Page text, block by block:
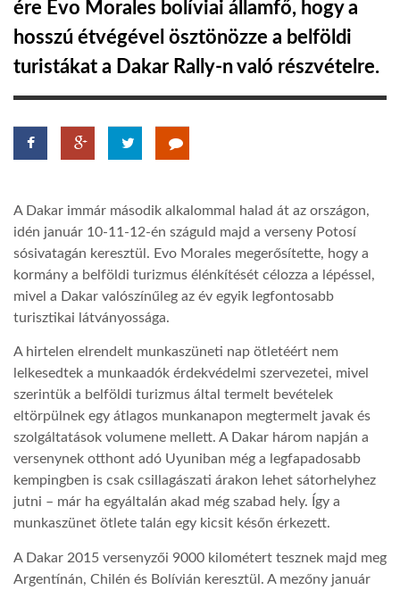
TROPICALMAGAZIN
AFRIKA TUDÁSTÁR
LINKTR.EE
DOBRAVERO.HU
LATIMO.HU
ére Evo Morales bolíviai államfő, hogy a
hosszú étvégével ösztönözze a belföldi
turistákat a Dakar Rally-n való részvételre.
A Dakar immár második alkalommal halad át az országon,
idén január 10-11-12-én száguld majd a verseny Potosí
sósivatagán keresztül. Evo Morales megerősítette, hogy a
kormány a belföldi turizmus élénkítését célozza a lépéssel,
mivel a Dakar valószínűleg az év egyik legfontosabb
turisztikai látványossága.
A hirtelen elrendelt munkaszüneti nap ötletéért nem
lelkesedtek a munkaadók érdekvédelmi szervezetei, mivel
szerintük a belföldi turizmus által termelt bevételek
eltörpülnek egy átlagos munkanapon megtermelt javak és
szolgáltatások volumene mellett. A Dakar három napján a
versenynek otthont adó Uyuniban még a legfapadosabb
kempingben is csak csillagászati árakon lehet sátorhelyhez
jutni – már ha egyáltalán akad még szabad hely. Így a
munkaszünet ötlete talán egy kicsit későn érkezett.
A Dakar 2015 versenyzői 9000 kilométert tesznek majd meg
Argentínán, Chilén és Bolívián keresztül. A mezőny január